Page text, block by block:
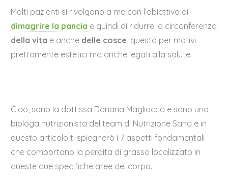
Molti pazienti si rivolgono a me con l’obiettivo di
dimagrire la pancia e quindi di ridurre la circonferenza
della vita e anche delle cosce, questo per motivi
prettamente estetici ma anche legati alla salute.
Ciao, sono la dott.ssa Doriana Magliocca e sono una
biologa nutrizionista del team di Nutrizione Sana e in
questo articolo ti spiegherò i 7 aspetti fondamentali
che comportano la perdita di grasso localizzato in
queste due specifiche aree del corpo.